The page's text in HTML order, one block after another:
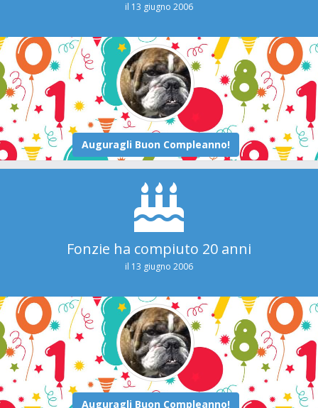
il 13 giugno 2006
Fonzie ha compiuto 20 anni
il 13 giugno 2006